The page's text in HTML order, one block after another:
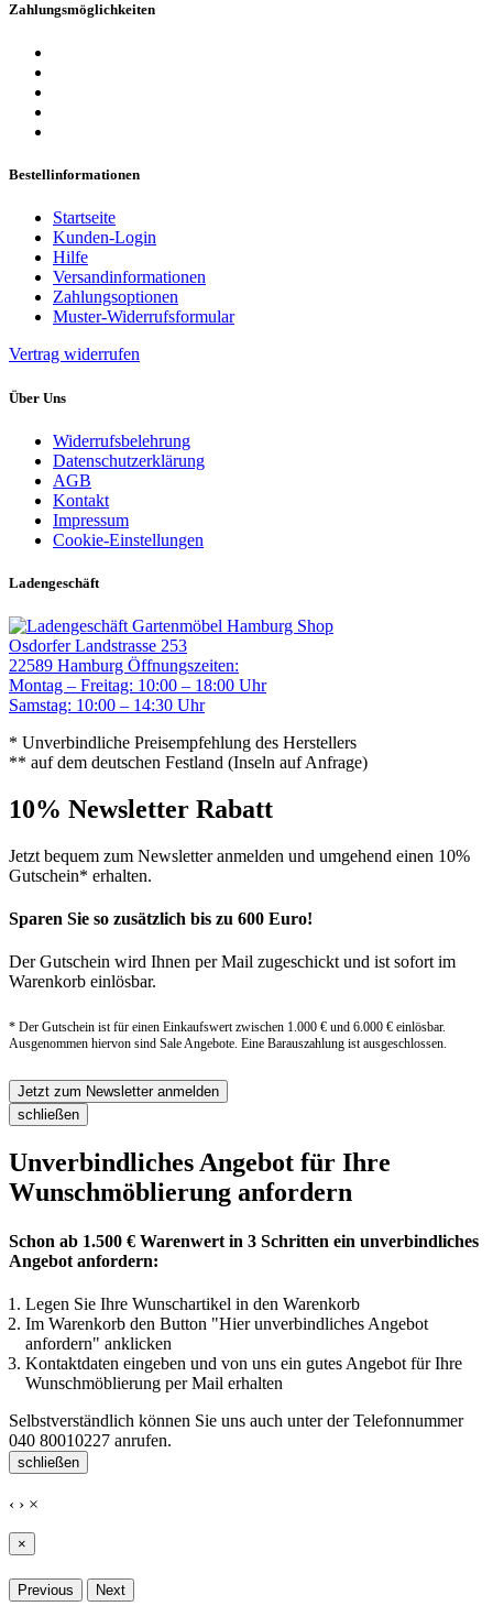
Zahlungsmöglichkeiten
Bestellinformationen
Startseite
Kunden-Login
Hilfe
Versandinformationen
Zahlungsoptionen
Muster-Widerrufsformular
Vertrag widerrufen
Über Uns
Widerrufsbelehrung
Datenschutzerklärung
AGB
Kontakt
Impressum
Cookie-Einstellungen
Ladengeschäft
Gartenmöbel Hamburg Shop
Osdorfer Landstrasse 253
22589 Hamburg Öffnungszeiten:
Montag – Freitag: 10:00 – 18:00 Uhr
Samstag: 10:00 – 14:30 Uhr
* Unverbindliche Preisempfehlung des Herstellers
** auf dem deutschen Festland (Inseln auf Anfrage)
10% Newsletter Rabatt
Jetzt bequem zum Newsletter anmelden und umgehend einen 10%
Gutschein* erhalten.
Sparen Sie so zusätzlich bis zu 600 Euro!
Der Gutschein wird Ihnen per Mail zugeschickt und ist sofort im
Warenkorb einlösbar.
* Der Gutschein ist für einen Einkaufswert zwischen 1.000 € und 6.000 € einlösbar.
Ausgenommen hiervon sind Sale Angebote. Eine Barauszahlung ist ausgeschlossen.
Jetzt zum Newsletter anmelden
schließen
Unverbindliches Angebot für Ihre
Wunschmöblierung anfordern
Schon ab 1.500 € Warenwert in 3 Schritten ein unverbindliches
Angebot anfordern:
Legen Sie Ihre Wunschartikel in den Warenkorb
Im Warenkorb den Button "Hier unverbindliches Angebot
anfordern" anklicken
Kontaktdaten eingeben und von uns ein gutes Angebot für Ihre
Wunschmöblierung per Mail erhalten
Selbstverständlich können Sie uns auch unter der Telefonnummer
040 80010227 anrufen.
schließen
‹ › ×
×
Previous Next